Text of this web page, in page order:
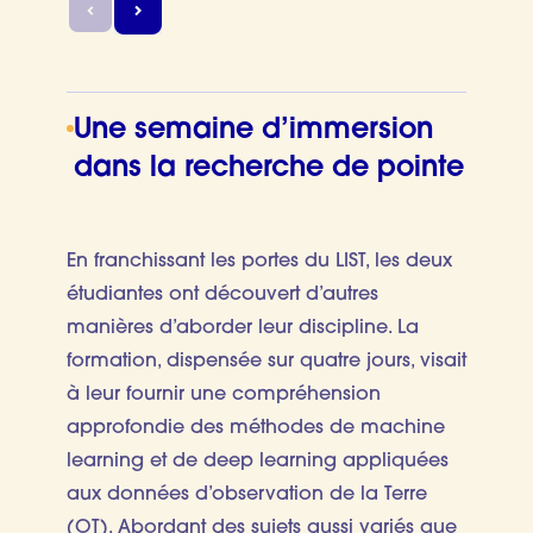
Une semaine d’immersion
dans la recherche de pointe
En franchissant les portes du LIST, les deux
étudiantes ont découvert d’autres
manières d’aborder leur discipline. La
formation, dispensée sur quatre jours, visait
à leur fournir une compréhension
approfondie des méthodes de machine
learning et de deep learning appliquées
aux données d’observation de la Terre
(OT). Abordant des sujets aussi variés que